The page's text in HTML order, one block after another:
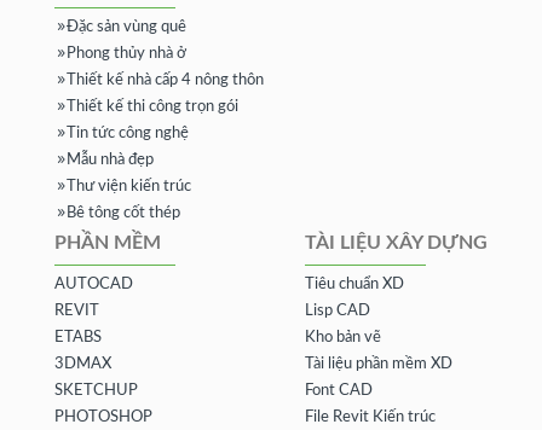
Đặc sản vùng quê
Phong thủy nhà ở
Thiết kế nhà cấp 4 nông thôn
Thiết kế thi công trọn gói
Tin tức công nghệ
Mẫu nhà đẹp
Thư viện kiến trúc
Bê tông cốt thép
PHẦN MỀM
AUTOCAD
REVIT
ETABS
3DMAX
SKETCHUP
PHOTOSHOP
TÀI LIỆU XÂY DỰNG
Tiêu chuẩn XD
Lisp CAD
Kho bản vẽ
Tài liệu phần mềm XD
Font CAD
File Revit Kiến trúc